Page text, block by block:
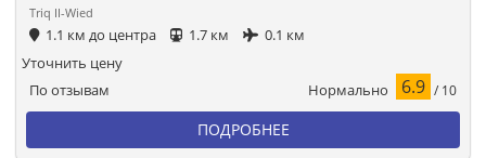
Triq II-Wied
1.1 км до центра 1.7 км 0.1 км
По отзывам Нормально 6.9 / 10
Уточнить цену
ПОДРОБНЕЕ